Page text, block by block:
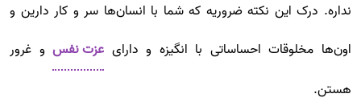
نداره. درک این نکته ضروریه که شما با انسان‌ها سر و کار دارین و
اون‌ها مخلوقات احساساتی با انگیزه و دارای عزت نفسو غرور
هستن.